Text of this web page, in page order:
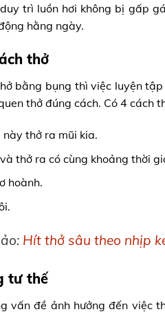
trì luồn hơi không bị gấp
hằng ngày.
thở
bằng bụng thì việc luyện
thở đúng cách. Có 4 cách
thở ra mũi kia.
thở ra có cùng khoảng thời
hoành.
Hít thở sâu theo nhịp
tư thế
vấn đề ảnh hưởng đến việc